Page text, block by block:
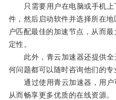
只需要用户在电脑或手机上
件，然后启动软件并选择所在
户匹配最佳的加速节点，从而
定性。
此外，青云加速器还提供全
何问题都可以随时咨询他们的专
通过使用青云加速器，用户
从而畅享更多优质的在线资源。